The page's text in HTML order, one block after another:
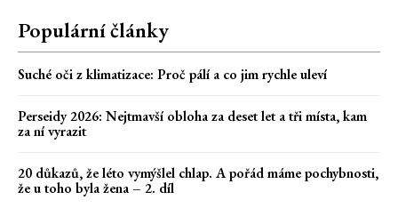
Populární články
Suché oči z klimatizace: Proč pálí a co jim rychle uleví
Perseidy 2026: Nejtmavší obloha za deset let a tři místa, kam
za ní vyrazit
20 důkazů, že léto vymýšlel chlap. A pořád máme pochybnosti,
že u toho byla žena – 2. díl